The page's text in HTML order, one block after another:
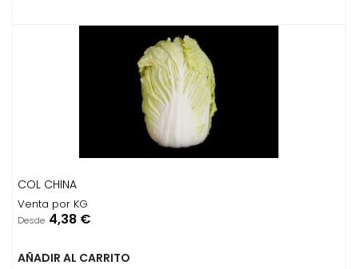
COL CHINA
Venta por KG
Desde Precio
4,38 €
AÑADIR AL CARRITO